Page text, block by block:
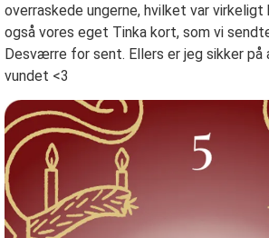
overraskede ungerne, hvilket var virkeligt
også vores eget Tinka kort, som vi
Desværre for sent. Ellers er jeg sikker på
vundet <3